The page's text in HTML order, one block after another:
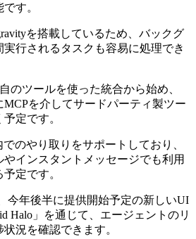
す。
を搭載しているため、バックグ
実行されるタスクも容易に処理でき
のツールを使った統合から始め、
を介してサードパーティ製ツー
定です。
でのやり取りをサポートしており、
インスタントメッセージでも利用
定です。
今年後半に提供開始予定の新しいUI
Halo」を通じて、エージェントのリ
況を確認できます。